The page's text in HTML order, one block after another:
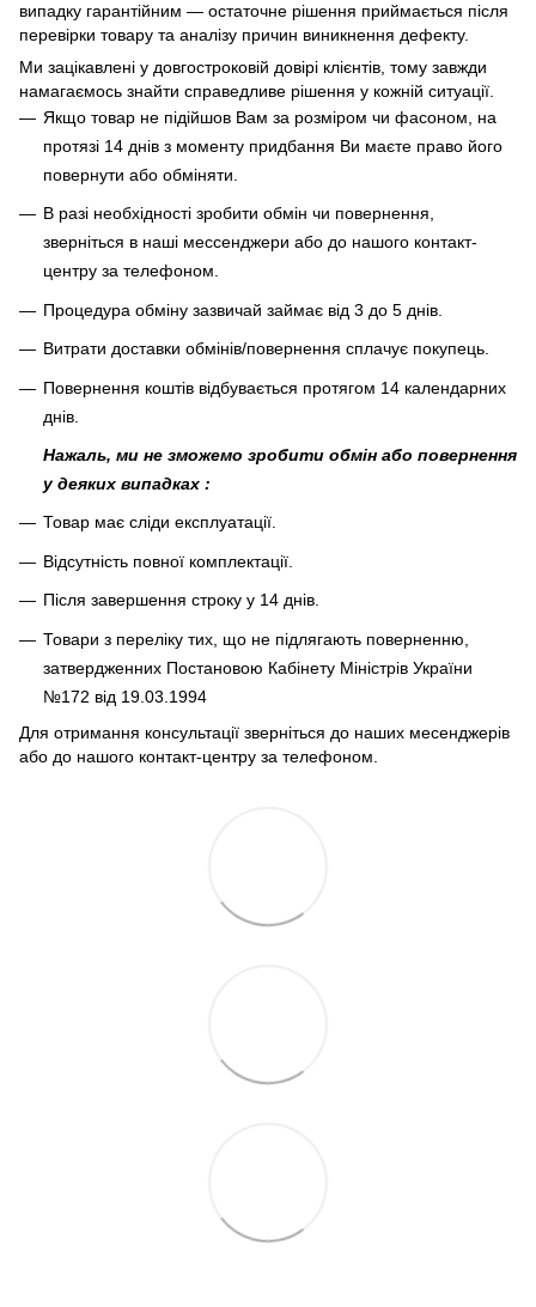
випадку гарантійним — остаточне рішення приймається після
перевірки товару та аналізу причин виникнення дефекту.
Ми зацікавлені у довгостроковій довірі клієнтів, тому завжди
намагаємось знайти справедливе рішення у кожній ситуації.
Якщо товар не підійшов Вам за розміром чи фасоном, на
протязі 14 днів з моменту придбання Ви маєте право його
повернути або обміняти.
В разі необхідності зробити обмін чи повернення,
зверніться в наші мессенджери або до нашого контакт-
центру за телефоном.
Процедура обміну зазвичай займає від 3 до 5 днів.
Витрати доставки обмінів/повернення сплачує покупець
Повернення коштів відбувається протягом 14 календарних
днів.
Нажаль, ми не зможемо зробити обмін або повернення
у деяких випадках :
Товар має сліди експлуатації.
Відсутність повної комплектації.
Після завершення строку у 14 днів.
Товари з переліку тих, що не підлягають поверненню,
затвердженних Постановою Кабінету Міністрів України
№172 від 19.03.1994
Для отримання консультації зверніться до наших месенджерів
або до нашого контакт-центру за телефоном.